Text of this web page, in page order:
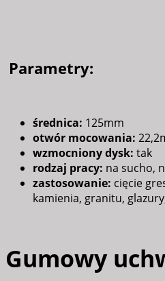
Parametry:
średnica: 125mm
otwór mocowania:
wzmocniony dysk: tak
rodzaj pracy: na sucho,
zastosowanie: cięcie
kamienia, granitu,
Gumowy